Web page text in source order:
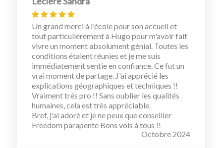
Un grand merci à l'école pour son accueil et
tout particulièrement à Hugo pour m'avoir fait
vivre un moment absolument génial. Toutes les
conditions étaient réunies et je me suis
immédiatement sentie en confiance. Ce fut un
vrai moment de partage. J'ai apprécié les
explications géographiques et techniques !!
Vraiment très pro !! Sans oublier les qualités
humaines, cela est très appréciable.
Bref, j'ai adoré et je ne peux que conseiller
Freedom parapente Bons vols à tous !!
Octobre 2024